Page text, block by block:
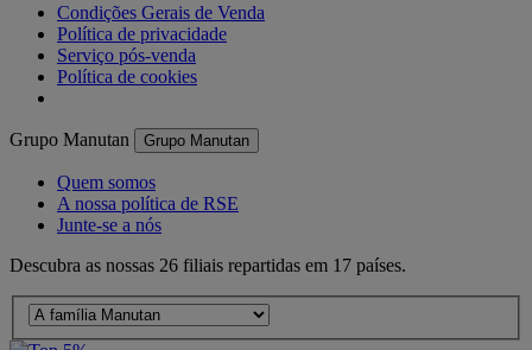
Condições Gerais de Venda
Política de privacidade
Serviço pós-venda
Política de cookies
Grupo Manutan Grupo Manutan
Quem somos
A nossa política de RSE
Junte-se a nós
Descubra as nossas 26 filiais repartidas em 17 países.